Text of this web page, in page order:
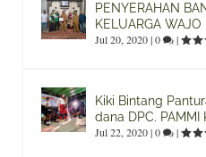
PENYERAHAN
KELUARGA
Jul 20, 2020|0 |
Kiki Bintang
dana DPC. PAMMI
Jul 22, 2020|0 |